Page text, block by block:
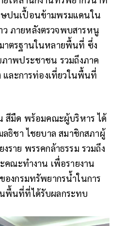
ปนเปื้อนข้ามพรมแดนใน
ว ภายหลังตรวจพบสารหนู
าตรฐานในหลายพื้นที่ ซึ่ง
าพประชาชน รวมถึงภาค
และการท่องเที่ยวในพื้นที่
สีมืด พร้อมคณะผู้บริหาร ได้
ลธิชา ไชยบาล สมาชิกสภาผู้
ราย พรรคกล้าธรรม รวมถึง
คณะทำงาน เพื่อรายงาน
องกรมทรัพยากรน้ำในการ
พื้นที่ที่ได้รับผลกระทบ